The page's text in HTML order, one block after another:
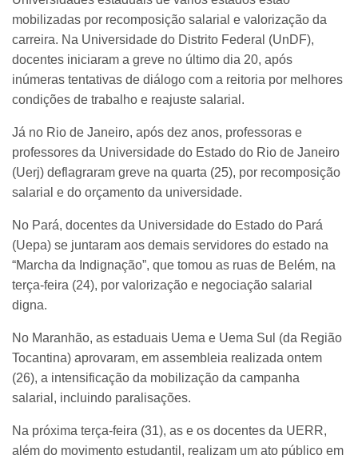
mobilizadas por recomposição salarial e valorização da
carreira. Na Universidade do Distrito Federal (UnDF),
docentes iniciaram a greve no último dia 20, após
inúmeras tentativas de diálogo com a reitoria por melhores
condições de trabalho e reajuste salarial.
Já no Rio de Janeiro, após dez anos, professoras e
professores da Universidade do Estado do Rio de Janeiro
(Uerj) deflagraram greve na quarta (25), por recomposição
salarial e do orçamento da universidade.
No Pará, docentes da Universidade do Estado do Pará
(Uepa) se juntaram aos demais servidores do estado na
“Marcha da Indignação”, que tomou as ruas de Belém, na
terça-feira (24), por valorização e negociação salarial
digna.
No Maranhão, as estaduais Uema e Uema Sul (da Região
Tocantina) aprovaram, em assembleia realizada ontem
(26), a intensificação da mobilização da campanha
salarial, incluindo paralisações.
Na próxima terça-feira (31), as e os docentes da UERR,
além do movimento estudantil, realizam um ato público em